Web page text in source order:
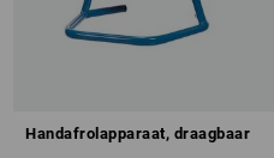
Handafrolapparaat, draagbaar